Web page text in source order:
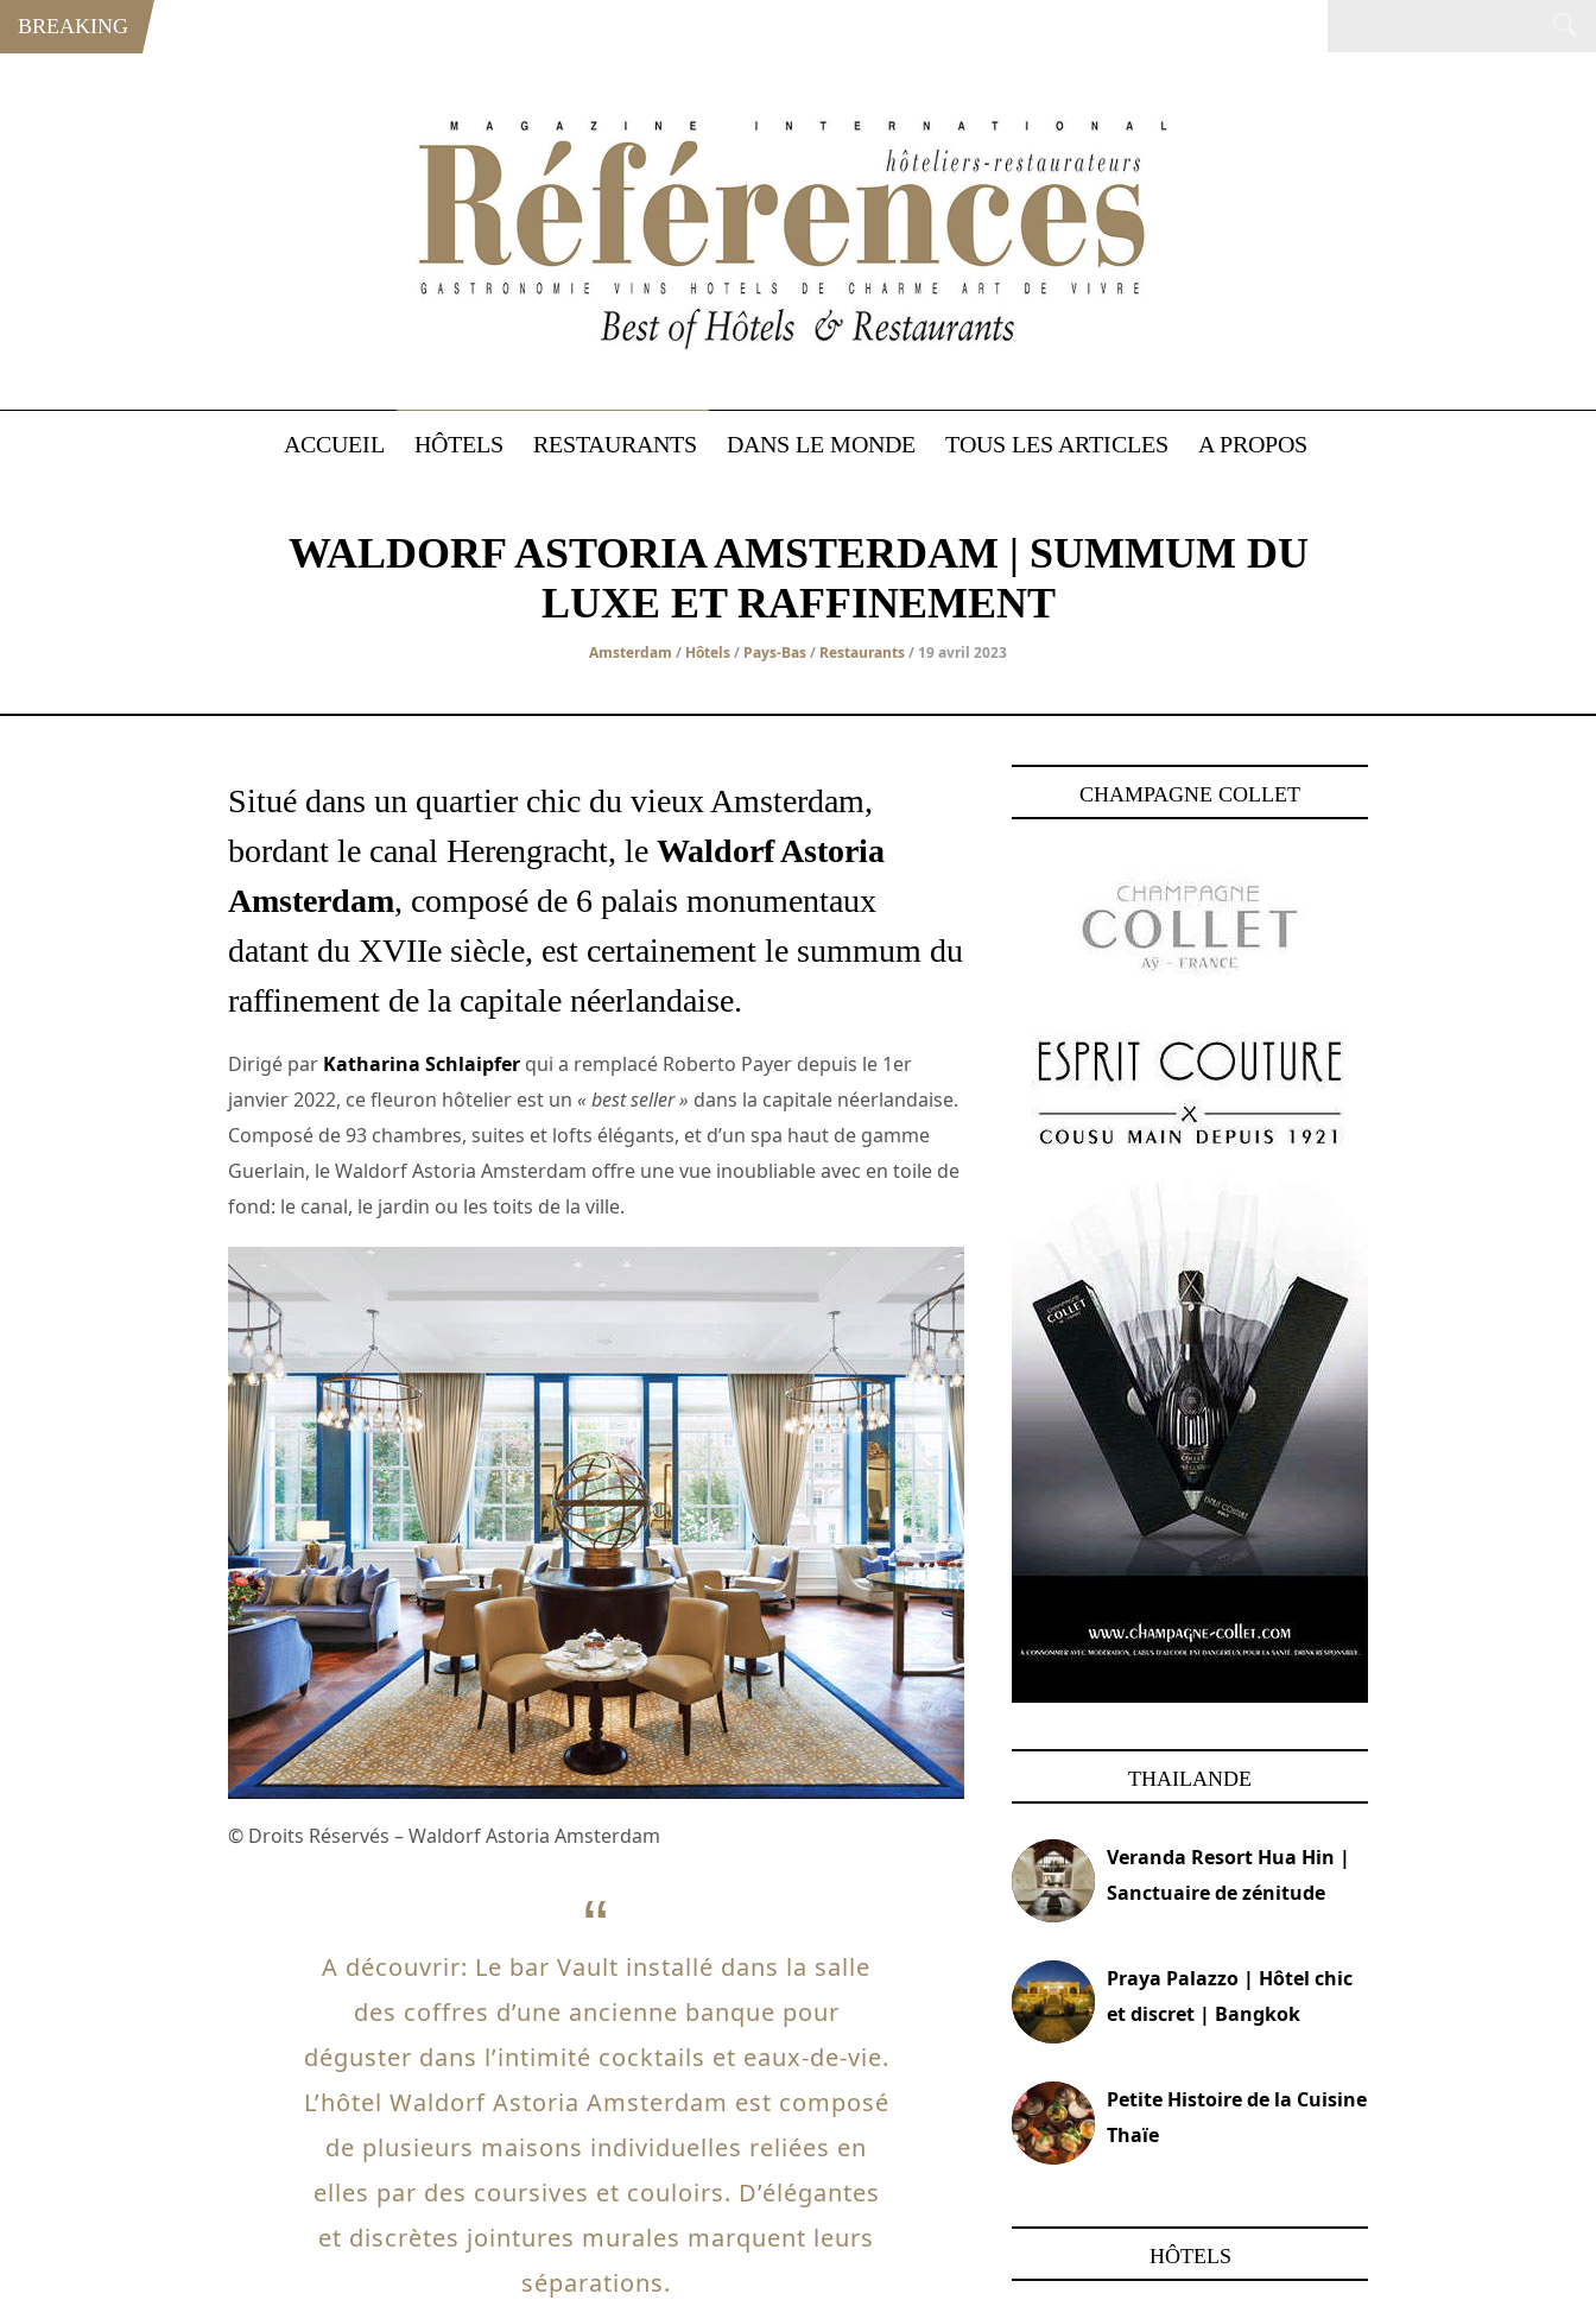
BREAKING
ACCUEIL HÔTELS RESTAURANTS DANS LE MONDE TOUS LES ARTICLES A PROPOS
WALDORF ASTORIA AMSTERDAM | SUMMUM DU
LUXE ET RAFFINEMENT
Amsterdam / Hôtels/ Pays-Bas/ Restaurants/ 19 avril 2023
Situé dans un quartier chic du vieux Amsterdam,
bordant le canal Herengracht, le Waldorf Astoria
Amsterdam, composé de 6 palais monumentaux
datant du XVIIe siècle, est certainement le summum du
raffinement de la capitale néerlandaise.
Dirigé par Katharina Schlaipfer qui a remplacé Roberto Payer depuis le 1er
janvier 2022, ce fleuron hôtelier est un « best seller » dans la capitale néerlandaise.
Composé de 93 chambres, suites et lofts élégants, et d’un spa haut de gamme
Guerlain, le Waldorf Astoria Amsterdam offre une vue inoubliable avec en toile de
fond: le canal, le jardin ou les toits de la ville.
© Droits Réservés – Waldorf Astoria Amsterdam
A découvrir: Le bar Vault installé dans la salle
des coffres d’une ancienne banque pour
déguster dans l’intimité cocktails et eaux-de-vie.
L’hôtel Waldorf Astoria Amsterdam est composé
de plusieurs maisons individuelles reliées en
elles par des coursives et couloirs. D’élégantes
et discrètes jointures murales marquent leurs
séparations.
CHAMPAGNE COLLET
THAILANDE
Veranda Resort Hua Hin |
Sanctuaire de zénitude
Praya Palazzo | Hôtel chic
et discret | Bangkok
Petite Histoire de la Cuisine
Thaïe
HÔTELS